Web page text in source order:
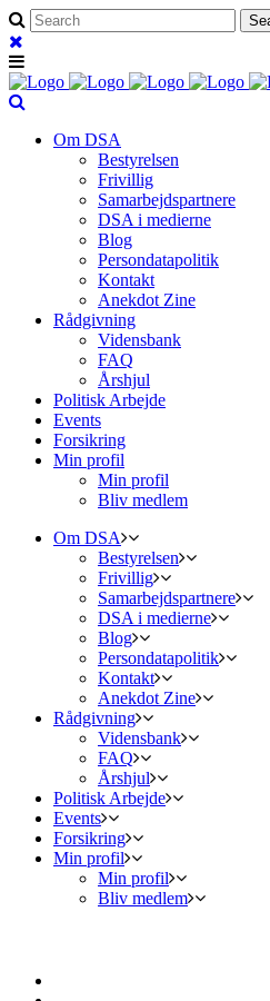
Om DSA
Bestyrelsen
Frivillig
Samarbejdspartnere
DSA i medierne
Blog
Persondatapolitik
Kontakt
Anekdot Zine
Rådgivning
Vidensbank
FAQ
Årshjul
Politisk Arbejde
Events
Forsikring
Min profil
Min profil
Bliv medlem
Om DSA
Bestyrelsen
Frivillig
Samarbejdspartnere
DSA i medierne
Blog
Persondatapolitik
Kontakt
Anekdot Zine
Rådgivning
Vidensbank
FAQ
Årshjul
Politisk Arbejde
Events
Forsikring
Min profil
Min profil
Bliv medlem